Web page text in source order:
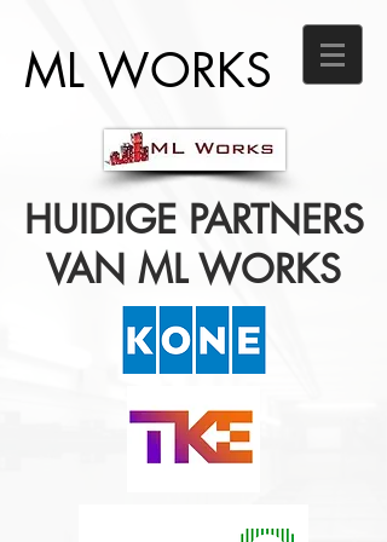
ML WORKS
HUIDIGE PARTNERS
VAN ML WORKS